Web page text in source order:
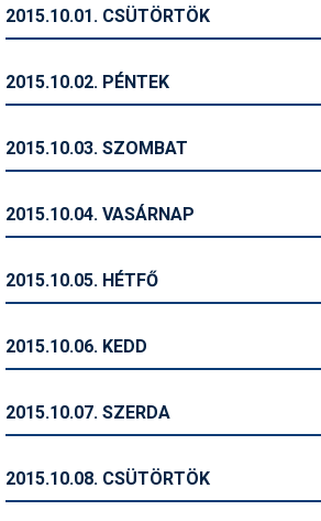
Humor
Ingatlan
Interjúk
Kerékpár
Korcsolya
Magazinok
Munkavállalás
Pályázatok
2015.10.01. CSÜTÖRTÖK
2015.10.02. PÉNTEK
2015.10.03. SZOMBAT
2015.10.04. VASÁRNAP
2015.10.05. HÉTFŐ
2015.10.06. KEDD
2015.10.07. SZERDA
2015.10.08. CSÜTÖRTÖK